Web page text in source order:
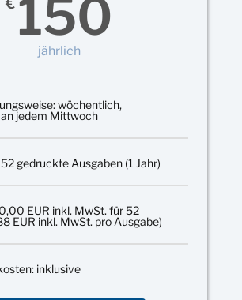
150
jährlich
wöchentlich,
jedem Mittwoch
gedruckte Ausgaben (1 Jahr)
EUR inkl. MwSt. für 52
EUR inkl. MwSt. pro Ausgabe)
inklusive